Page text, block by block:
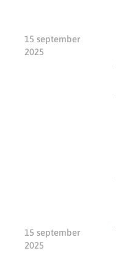
15 september
2025
15 september
2025